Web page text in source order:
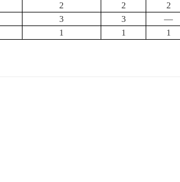
2 2
2
3 3
—
1 1 1